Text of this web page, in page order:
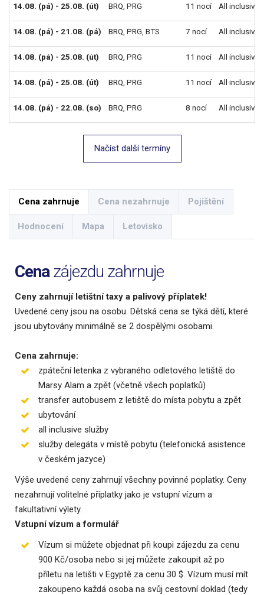
14.08. (pá) - 25.08. (út) BRQ PRG 11 nocí All inclusive
14.08. (pá) - 21.08. (pá) BRQ PRG BTS 7 nocí All inclusive
14.08. (pá) - 25.08. (út) BRQ PRG 11 nocí All inclusive
14.08. (pá) - 25.08. (út) BRQ PRG 11 nocí All inclusive
14.08. (pá) - 22.08. (so) BRQ PRG 8 nocí All inclusive
Načíst další termíny
Cena zahrnuje Cena nezahrnuje Pojištění
Hodnocení Mapa Letovisko
Cenazájezdu zahrnuje
Ceny zahrnují letištní taxy a palivový příplatek!
Uvedené ceny jsou na osobu. Dětská cena se týká dětí, které
jsou ubytovány minimálně se 2 dospělými osobami.
Cena zahrnuje:
zpáteční letenka z vybraného odletového letiště do
Marsy Alam a zpět (včetně všech poplatků)
transfer autobusem z letiště do místa pobytu a zpět
ubytování
all inclusive služby
služby delegáta v místě pobytu (telefonická asistence
v českém jazyce)
Výše uvedené ceny zahrnují všechny povinné poplatky. Ceny
nezahrnují volitelné příplatky jako je vstupní vízum a
fakultativní výlety.
Vstupní vízum a formulář
Vízum si můžete objednat při koupi zájezdu za cenu
900 Kč/osoba nebo si jej můžete zakoupit až po
příletu na letišti v Egyptě za cenu 30 $. Vízum musí mít
zakoupeno každá osoba na svůj cestovní doklad (tedy